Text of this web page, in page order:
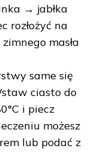
→ jabłka
rozłożyć na
masła
same się
ciasto do
i piecz
możesz
lub podać z